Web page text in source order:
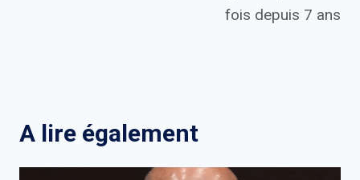
fois depuis 7 ans
A lire également